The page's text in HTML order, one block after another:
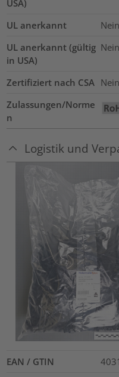
USA)
UL anerkannt
Nein
UL anerkannt (gültig
in USA)
Nein
Zertifiziert nach CSA Nein
Zulassungen/Norme
n
Logistik und
EAN / GTIN